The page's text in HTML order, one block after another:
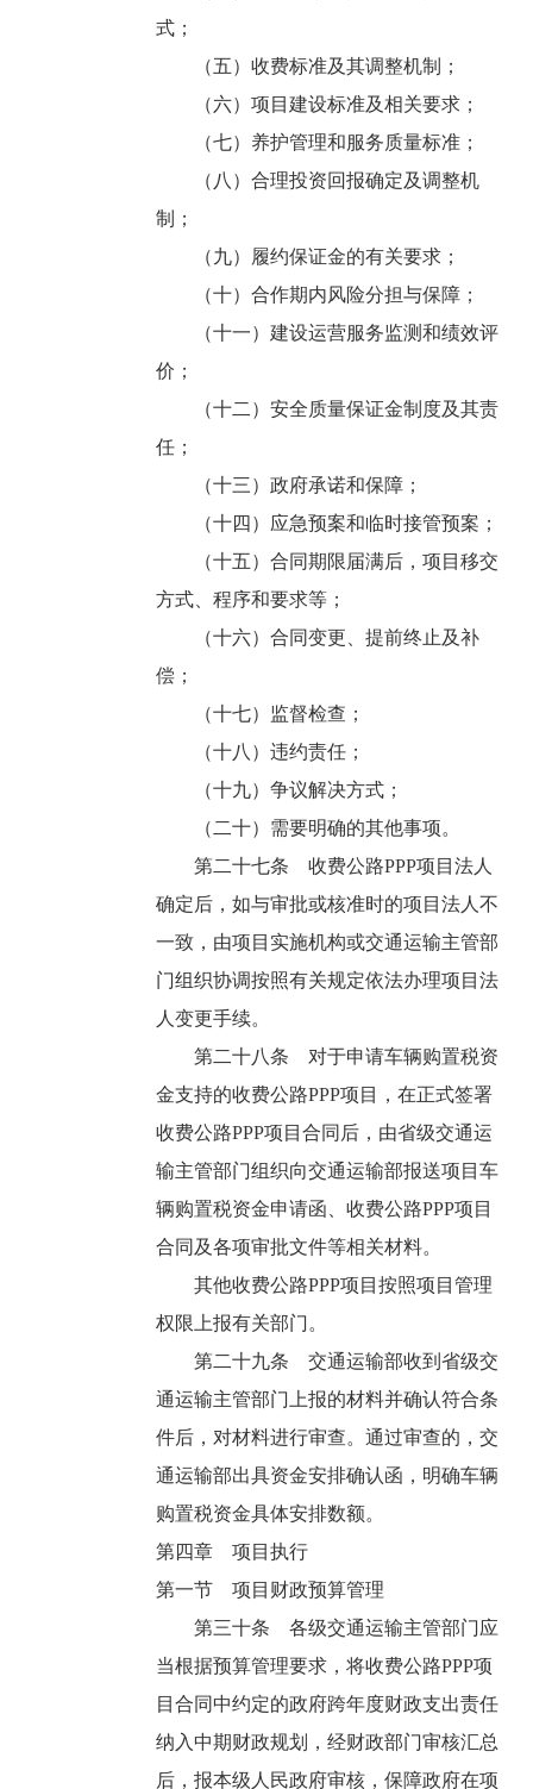
式；
（五）收费标准及其调整机制；
（六）项目建设标准及相关要求；
（七）养护管理和服务质量标准；
（八）合理投资回报确定及调整机
制；
（九）履约保证金的有关要求；
（十）合作期内风险分担与保障；
（十一）建设运营服务监测和绩效评
价；
（十二）安全质量保证金制度及其责
任；
（十三）政府承诺和保障；
（十四）应急预案和临时接管预案；
（十五）合同期限届满后，项目移交
方式、程序和要求等；
（十六）合同变更、提前终止及补
偿；
（十七）监督检查；
（十八）违约责任；
（十九）争议解决方式；
（二十）需要明确的其他事项。
第二十七条 收费公路PPP项目法人
确定后，如与审批或核准时的项目法人不
一致，由项目实施机构或交通运输主管部
门组织协调按照有关规定依法办理项目法
人变更手续。
第二十八条 对于申请车辆购置税资
金支持的收费公路PPP项目，在正式签署
收费公路PPP项目合同后，由省级交通运
输主管部门组织向交通运输部报送项目车
辆购置税资金申请函、收费公路PPP项目
合同及各项审批文件等相关材料。
其他收费公路PPP项目按照项目管理
权限上报有关部门。
第二十九条 交通运输部收到省级交
通运输主管部门上报的材料并确认符合条
件后，对材料进行审查。通过审查的，交
通运输部出具资金安排确认函，明确车辆
购置税资金具体安排数额。
第四章 项目执行
第一节 项目财政预算管理
第三十条 各级交通运输主管部门应
当根据预算管理要求，将收费公路PPP项
目合同中约定的政府跨年度财政支出责任
纳入中期财政规划，经财政部门审核汇总
后，报本级人民政府审核，保障政府在项